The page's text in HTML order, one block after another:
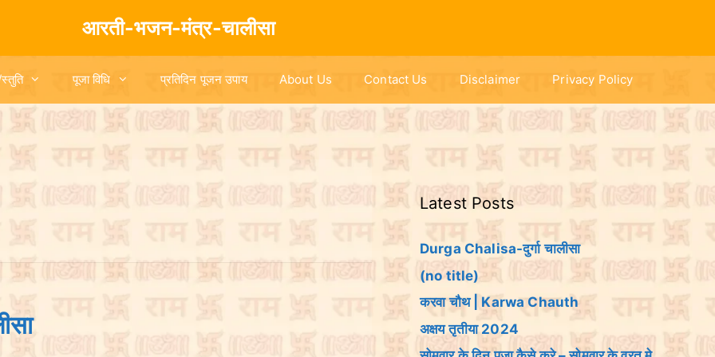
आरती-भजन-मंत्र-चालीसा
पूजा विधि प्रतिदिन पूजन उपाय About Us Contact Us Disclaimer Privacy Policy
Latest Posts
Durga Chalisa-दुर्गा चालीसा
(no title)
करवा चौथ | Karwa Chauth
अक्षय तृतीया 2024